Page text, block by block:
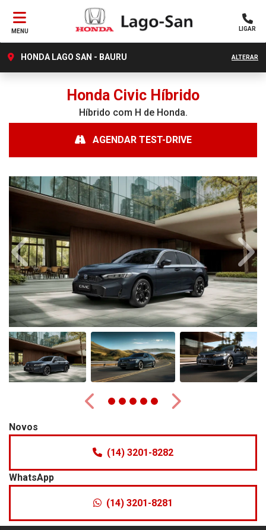
MENU LIGAR
HONDA LAGO SAN - BAURU ALTERAR
Honda Civic Híbrido
Híbrido com H de Honda.
AGENDAR TEST-DRIVE
Anterior
Anterior
Próximo
Novos
(14) 3201-8282
WhatsApp
(14) 3201-8281